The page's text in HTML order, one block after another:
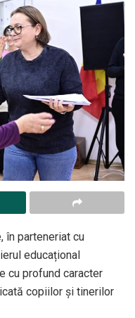
în parteneriat cu
educațional
cu profund caracter
copiilor și tinerilor